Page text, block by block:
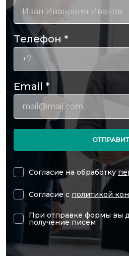
Телефон *
Email *
Согласие на обработку
Согласие с политикой
При отправке формы вы
получение писем